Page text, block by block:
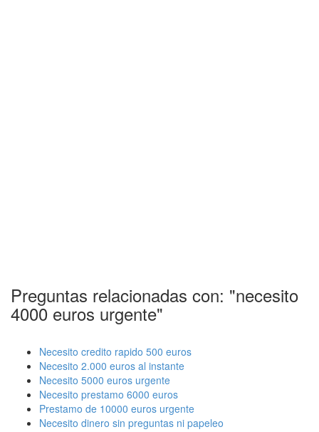
Preguntas relacionadas con: "necesito
4000 euros urgente"
Necesito credito rapido 500 euros
Necesito 2.000 euros al instante
Necesito 5000 euros urgente
Necesito prestamo 6000 euros
Prestamo de 10000 euros urgente
Necesito dinero sin preguntas ni papeleo